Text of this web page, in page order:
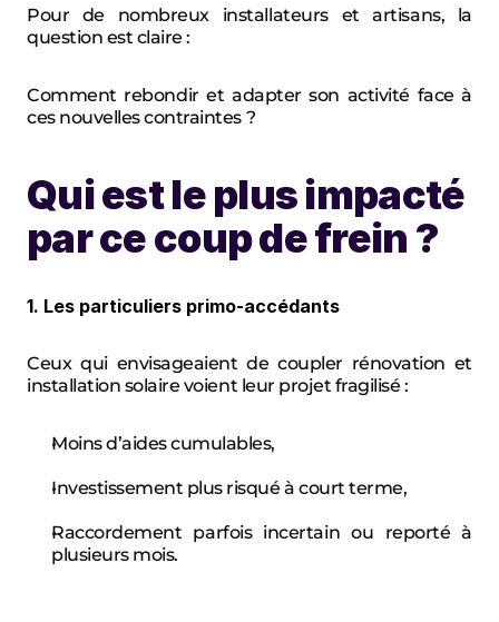
Pour de nombreux installateurs et artisans, la
question est claire :
Comment rebondir et adapter son activité face à
ces nouvelles contraintes ?
Qui est le plus impacté
par ce coup de frein ?
1. Les particuliers primo-accédants
Ceux qui envisageaient de coupler rénovation et
installation solaire voient leur projet fragilisé :
Moins d’aides cumulables,
Investissement plus risqué à court terme,
Raccordement parfois incertain ou reporté à
plusieurs mois.